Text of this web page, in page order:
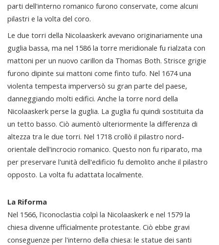
parti dell'interno romanico furono conservate, come alcuni
pilastri e la volta del coro.
Le due torri della Nicolaaskerk avevano originariamente una
guglia bassa, ma nel 1586 la torre meridionale fu rialzata con
mattoni per un nuovo carillon da Thomas Both. Strisce grigie
furono dipinte sui mattoni come finto tufo. Nel 1674 una
violenta tempesta imperversò su gran parte del paese,
danneggiando molti edifici. Anche la torre nord della
Nicolaaskerk perse la guglia. La guglia fu quindi sostituita da
un tetto basso. Ciò aumentò ulteriormente la differenza di
altezza tra le due torri. Nel 1718 crollò il pilastro nord-
orientale dell'incrocio romanico. Questo non fu riparato, ma
per preservare l'unità dell'edificio fu demolito anche il pilastro
opposto. La volta fu adattata localmente.
La Riforma
Nel 1566, l'iconoclastia colpì la Nicolaaskerk e nel 1579 la
chiesa divenne ufficialmente protestante. Ciò ebbe gravi
conseguenze per l'interno della chiesa: le statue dei santi